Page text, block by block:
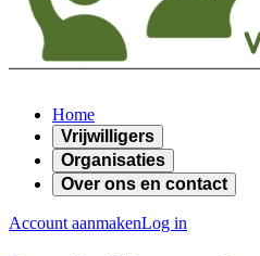
Home
Vrijwilligers
Organisaties
Over ons en contact
Account aanmakenLog in